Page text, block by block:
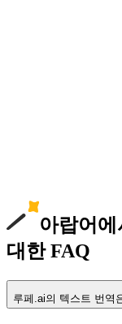
아랍어에
대한 FAQ
루페.ai의 텍스트 번역